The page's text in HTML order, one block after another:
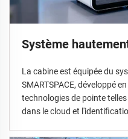
Système
La cabine est équipée du
SMARTSPACE, développé
technologies de pointe
dans le cloud et